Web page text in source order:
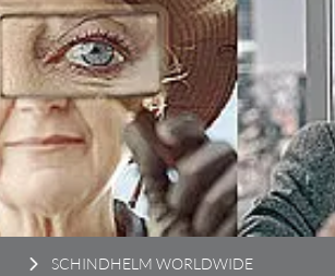
SCHINDHELM WORLDWIDE